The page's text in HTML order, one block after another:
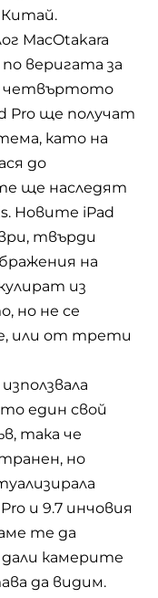
Китай.
MacOtakara
веригата за
четвъртото
Pro ще получат
като на
до
ще наследят
Новите iPad
твърди
на
из
но не се
или от трети
един свой
така че
но
и 9.7 инчовия
те да
дали камерите
да видим.